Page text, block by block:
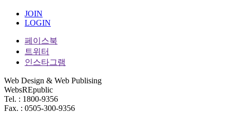
JOIN
LOGIN
페이스북
트위터
인스타그램
Web Design & Web Publising
WebsREpublic
Tel. : 1800-9356
Fax. : 0505-300-9356